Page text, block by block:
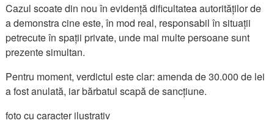
Cazul scoate din nou în evidență dificultatea autorităților de
a demonstra cine este, în mod real, responsabil în situații
petrecute în spații private, unde mai multe persoane sunt
prezente simultan.
Pentru moment, verdictul este clar: amenda de 30.000 de lei
a fost anulată, iar bărbatul scapă de sancțiune.
foto cu caracter ilustrativ